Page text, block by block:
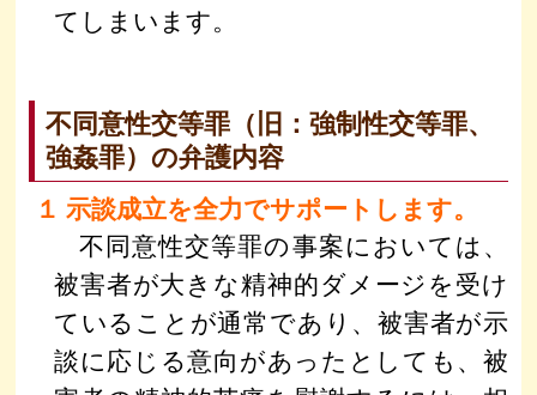
てしまいます。
不同意性交等罪（旧：強制性交等罪、
強姦罪）の弁護内容
１ 示談成立を全力でサポートします。
不同意性交等罪の事案においては、
被害者が大きな精神的ダメージを受け
ていることが通常であり、被害者が示
談に応じる意向があったとしても、被